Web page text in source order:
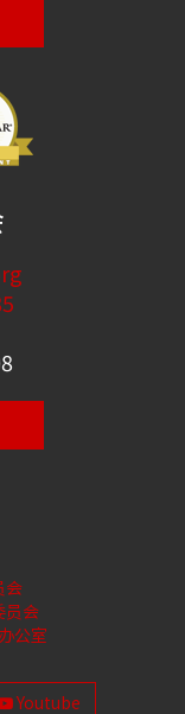
会
员会
公室
Youtube